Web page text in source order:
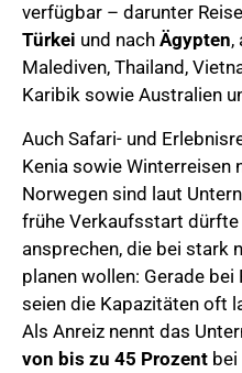
verfügbar – darunter
Türkei und nach Ägypten,
Malediven, Thailand,
Karibik sowie Australien
Auch Safari- und
Kenia sowie Winterreisen
Norwegen sind laut
frühe Verkaufsstart dürfte
ansprechen, die bei stark
planen wollen: Gerade bei
seien die Kapazitäten oft
Als Anreiz nennt das
von bis zu 45 Prozent bei